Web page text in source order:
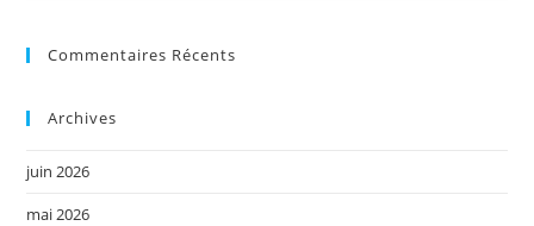
Commentaires Récents
Archives
juin 2026
mai 2026